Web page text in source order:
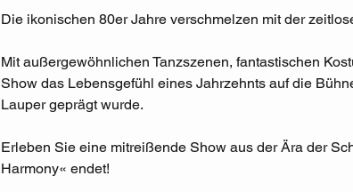
Die ikonischen 80er Jahre verschmelzen mit der
Mit außergewöhnlichen Tanzszenen, fantastischen
Show das Lebensgefühl eines Jahrzehnts auf die
Lauper geprägt wurde.
Erleben Sie eine mitreißende Show aus der Ära der
Harmony« endet!​